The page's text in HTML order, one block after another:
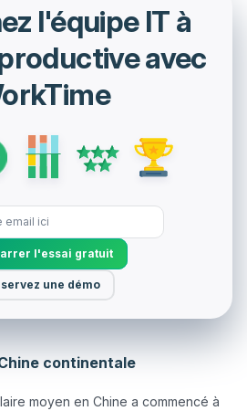
l'équipe IT à
avec
l'essai gratuit
une démo
continentale
moyen en Chine a commencé à